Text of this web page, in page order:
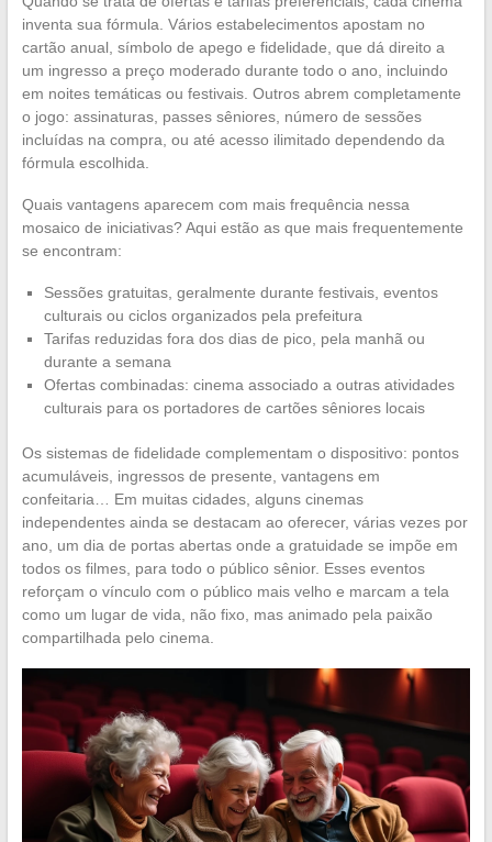
inventa sua fórmula. Vários estabelecimentos apostam no
cartão anual, símbolo de apego e fidelidade, que dá direito a
um ingresso a preço moderado durante todo o ano, incluindo
em noites temáticas ou festivais. Outros abrem completamente
o jogo: assinaturas, passes sêniores, número de sessões
incluídas na compra, ou até acesso ilimitado dependendo da
fórmula escolhida.
Quais vantagens aparecem com mais frequência nessa
mosaico de iniciativas? Aqui estão as que mais frequentemente
se encontram:
Sessões gratuitas, geralmente durante festivais, eventos
culturais ou ciclos organizados pela prefeitura
Tarifas reduzidas fora dos dias de pico, pela manhã ou
durante a semana
Ofertas combinadas: cinema associado a outras atividades
culturais para os portadores de cartões sêniores locais
Os sistemas de fidelidade complementam o dispositivo: pontos
acumuláveis, ingressos de presente, vantagens em
confeitaria… Em muitas cidades, alguns cinemas
independentes ainda se destacam ao oferecer, várias vezes por
ano, um dia de portas abertas onde a gratuidade se impõe em
todos os filmes, para todo o público sênior. Esses eventos
reforçam o vínculo com o público mais velho e marcam a tela
como um lugar de vida, não fixo, mas animado pela paixão
compartilhada pelo cinema.